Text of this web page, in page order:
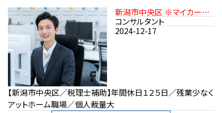
新潟市中央区 ※マイカー通
勤可
コンサルタント
2024-12-17
【新潟市中央区／税理士補助】年間休日１２５日／残業少なく
アットホーム職場／個人裁量大